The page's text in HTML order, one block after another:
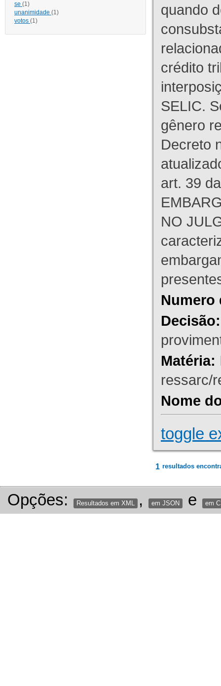
se (1)
unanimidade (1)
votos (1)
quando
crédito
SELIC.
gênero
Decreto
art. 39
NO
Numero
Decisão:
Matéria:
ressarc/
Nome
toggle
1 resultados
Opções: Resultados em XML , em JSON e em